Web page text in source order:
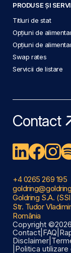
PRODUSE ȘI
Titluri de stat
Opțiuni de
Opțiuni de
Swap rates
Servicii de listare
Contact
+4 0265 269 195
Goldring S.A.
Str. Tudor
România
Copyright
Contact FAQ
Disclaimer
Politica